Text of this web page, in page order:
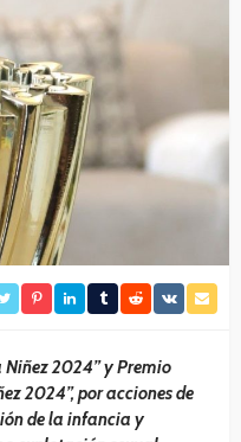
2024” y Premio
2024”, por acciones de
de la infancia y